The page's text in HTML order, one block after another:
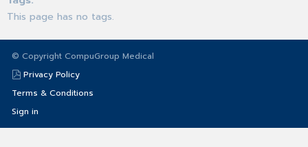
This page has no tags.
© Copyright CompuGroup Medical
Privacy Policy
Terms & Conditions
Sign in